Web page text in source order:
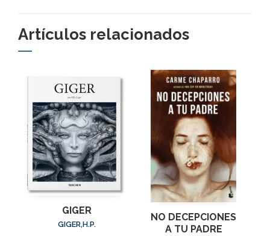
Artículos relacionados
GIGER
GIGER,H.P.
NO DECEPCIONES
A TU PADRE